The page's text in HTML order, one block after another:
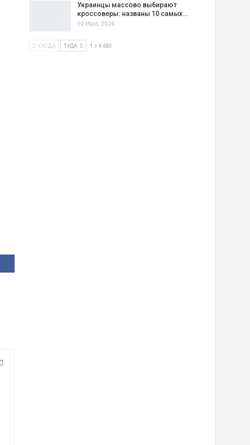
Украинцы массово выбирают
кроссоверы: названы 10 самых…
30 Июл, 2026
СЮДА ТУДА 1 з 6 683